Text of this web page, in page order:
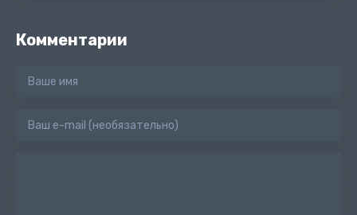
Комментарии